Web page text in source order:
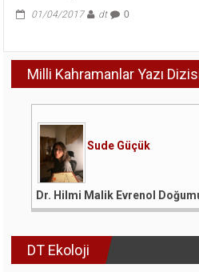
01/04/2017 dt 0
Milli Kahramanlar Yazı
Sude Güçük
Dr. Hilmi Malik Evrenol
DT Ekoloji